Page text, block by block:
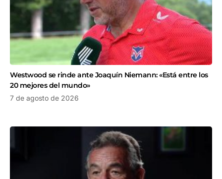
Westwood se rinde ante Joaquín Niemann: «Está entre los
20 mejores del mundo»
7 de agosto de 2026